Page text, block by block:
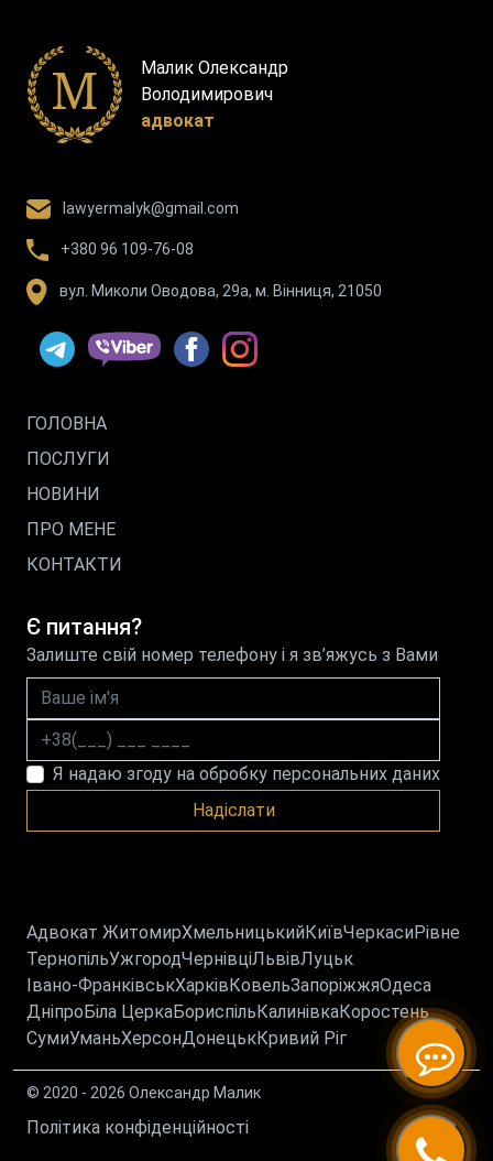
Малик Олександр
Володимирович
адвокат
lawyermalyk@gmail.com
+380 96 109-76-08
вул. Миколи Оводова, 29а, м. Вінниця, 21050
ГОЛОВНА
ПОСЛУГИ
НОВИНИ
ПРО МЕНЕ
КОНТАКТИ
Є питання?
Залиште свій номер телефону і я зв’яжусь з Вами
Ваше ім'я
Номер телефону
Я надаю згоду на обробку персональних даних
Надіслати
Адвокат ЖитомирХмельницькийКиївЧеркасиРівне
ТернопільУжгородЧернівціЛьвівЛуцьк
Івано-ФранківськХарків КовельЗапоріжжяОдеса
Дніпро Біла ЦеркаБориспіль КалинівкаКоростень
СумиУманьХерсонДонецькКривий Ріг
© 2020 - 2026 Олександр Малик
Політика конфіденційності